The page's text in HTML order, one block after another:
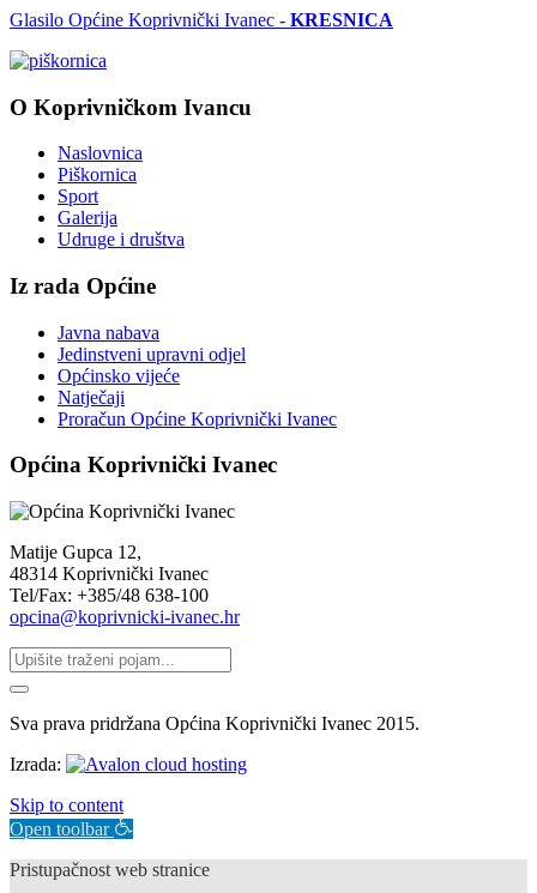
Glasilo Općine Koprivnički Ivanec - KRESNICA
O Koprivničkom Ivancu
Naslovnica
Piškornica
Sport
Galerija
Udruge i društva
Iz rada Općine
Javna nabava
Jedinstveni upravni odjel
Općinsko vijeće
Natječaji
Proračun Općine Koprivnički Ivanec
Općina Koprivnički Ivanec
Matije Gupca 12,
48314 Koprivnički Ivanec
Tel/Fax: +385/48 638-100
opcina@koprivnicki-ivanec.hr
Sva prava pridržana Općina Koprivnički Ivanec 2015.
Izrada:
Skip to content
Open toolbar
Pristupačnost web stranice